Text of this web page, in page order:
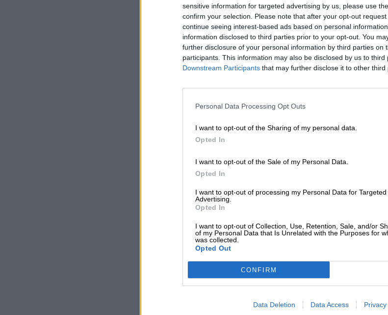
sensitive information for targeted advertising by us, please use
confirm your selection. Please note that after your opt-out
continue seeing interest-based ads based on personal
information disclosed to third parties prior to your opt-out. You
further disclosure of your personal information by third parties on
participants. This information may also be disclosed by us to third
Downstream Participants that may further disclose it to other third
Personal Data Processing Opt Outs
I want to opt-out of the Sharing of my personal data.
Opted In
I want to opt-out of the Sale of my Personal Data.
Opted In
I want to opt-out of processing my Personal Data for Targeted
Advertising.
Opted In
I want to opt-out of Collection, Use, Retention, Sale, and/or
of my Personal Data that Is Unrelated with the Purposes for
was collected.
Opted Out
CONFIRM
Data Deletion Data Access
* Les prix incluent la TVA légale. Plus
* Les prix incluent les droits d’accise
Description Info Critiques(2)
Cette APA n’est pas une American
Une particularité de cette bière est
après la fermentation en cuve. Pour
peu avant la mise en bouteille,
carbonatation vive et élimine le besoin
Pour activer tout le potentiel
de la faire rouler plusieurs fois avant
bouteille sont réparties dans toute la
Selon que vous le remuez avec plaisir
trouble ou clair. Une mousse blanche
léger, d’herbe fraîchement tondue et
initialement maltée, qui a un délicieux
et de malt léger. Le houblon intervient
d’agrumes. La levure ajoute une
La Cooper’s Original Pale Ale est